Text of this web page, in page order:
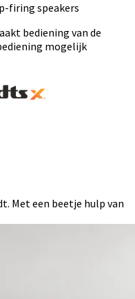
firing speakers
bediening van de
mogelijk
Met een beetje hulp van